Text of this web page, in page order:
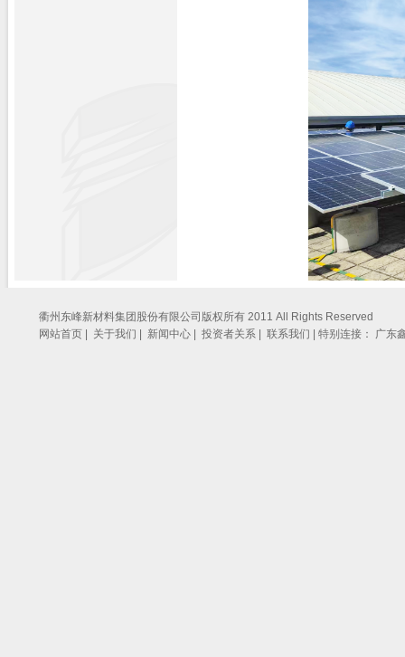
衢州东峰新材料集团股份有限公司版权所有 2011 All Rights Reserved
网站首页 |
关于我们 | 新闻中心 | 投资者关系 | 联系我们 | 特别连接： 广东